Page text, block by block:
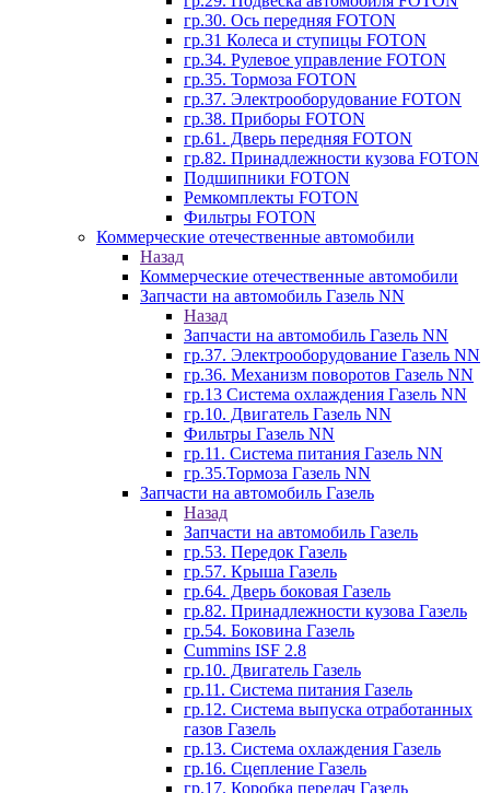
гр.30. Ось передняя FOTON
гр.31 Колеса и ступицы FOTON
гр.34. Рулевое управление FOTON
гр.35. Тормоза FOTON
гр.37. Электрооборудование FOTON
гр.38. Приборы FOTON
гр.61. Дверь передняя FOTON
гр.82. Принадлежности кузова FOTON
Подшипники FOTON
Ремкомплекты FOTON
Фильтры FOTON
Коммерческие отечественные автомобили
Назад
Коммерческие отечественные автомобили
Запчасти на автомобиль Газель NN
Назад
Запчасти на автомобиль Газель NN
гр.37. Электрооборудование Газель NN
гр.36. Механизм поворотов Газель NN
гр.13 Система охлаждения Газель NN
гр.10. Двигатель Газель NN
Фильтры Газель NN
гр.11. Система питания Газель NN
гр.35.Тормоза Газель NN
Запчасти на автомобиль Газель
Назад
Запчасти на автомобиль Газель
гр.53. Передок Газель
гр.57. Крыша Газель
гр.64. Дверь боковая Газель
гр.82. Принадлежности кузова Газель
гр.54. Боковина Газель
Cummins ISF 2.8
гр.10. Двигатель Газель
гр.11. Система питания Газель
гр.12. Система выпуска отработанных
газов Газель
гр.13. Система охлаждения Газель
гр.16. Сцепление Газель
гр.17. Коробка передач Газель